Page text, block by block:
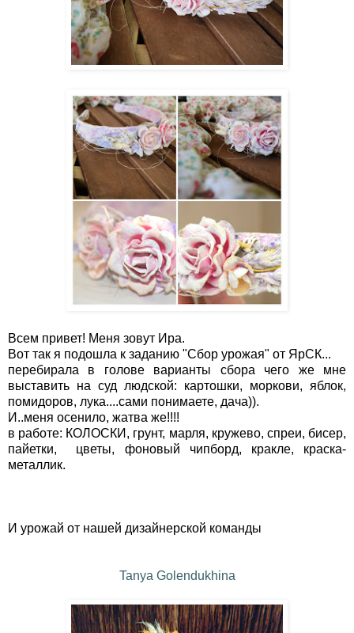
Всем привет! Меня зовут Ира.
Вот так я подошла к заданию "Сбор урожая" от ЯрСК...
перебирала в голове варианты сбора чего же мне
выставить на суд людской: картошки, моркови, яблок,
помидоров, лука....сами понимаете, дача)).
И..меня осенило, жатва же!!!!
в работе: КОЛОСКИ, грунт, марля, кружево, спреи, бисер,
пайетки, цветы, фоновый чипборд, кракле, краска-
металлик.
И урожай от нашей дизайнерской команды
Tanya Golendukhina